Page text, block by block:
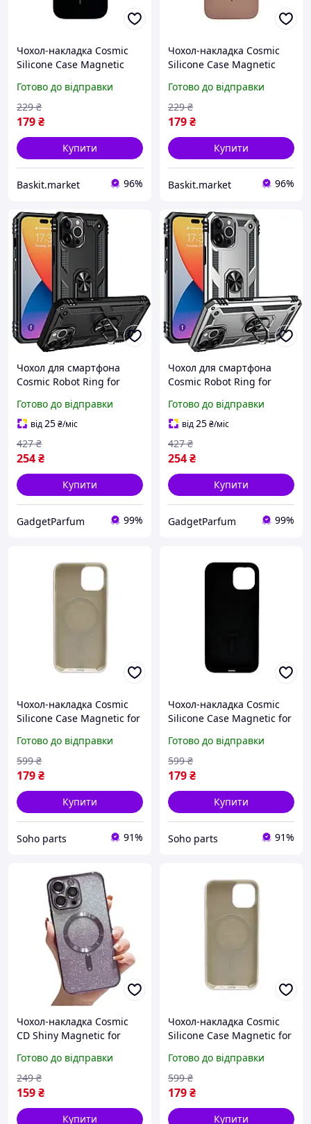
Чохол-накладка Cosmic
Silicone Case Magnetic
Black
Готово до відправки
179₴
229 ₴
Купити
Baskit.market 96%
Чохол-накладка Cosmic
Silicone Case Magnetic
Sand
Готово до відправки
179₴
229 ₴
Купити
Baskit.market 96%
Чохол для смартфона
Cosmic Robot Ring for
Black
Готово до відправки
від25₴/міс
254₴
427 ₴
Купити
GadgetParfum 99%
Чохол для смартфона
Cosmic Robot Ring for
Silver
Готово до відправки
від25₴/міс
254₴
427 ₴
Купити
GadgetParfum 99%
Чохол-накладка Cosmic
Silicone Case Magnetic for
(SilMag11-9)
Готово до відправки
179₴
599 ₴
Купити
Soho parts 91%
Чохол-накладка Cosmic
Silicone Case Magnetic for
(SilMag11-18)
Готово до відправки
179₴
599 ₴
Купити
Soho parts 91%
Чохол-накладка Cosmic
CD Shiny Magnetic for
Purple
Готово до відправки
159₴
249 ₴
Купити
Чохол-накладка Cosmic
Silicone Case Magnetic for
(SilMag11-9)
Готово до відправки
179₴
599 ₴
Купити